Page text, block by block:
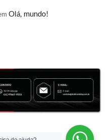
Olá, mundo!